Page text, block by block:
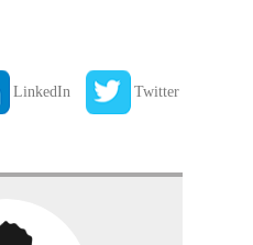
LinkedIn Twitter